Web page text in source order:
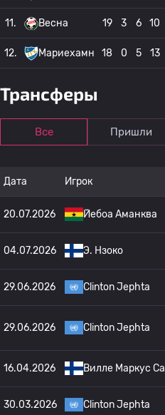
11. Весна 19 3 6 10
12. Мариехамн 18 0 5 13
Трансферы
Все Пришли
Дата Игрок
20.07.2026 Йебоа Аманква
04.07.2026 Э. Нзоко
29.06.2026 Clinton Jephta
29.06.2026 Clinton Jephta
16.04.2026 Вилле Маркус Са
30.03.2026 Clinton Jephta